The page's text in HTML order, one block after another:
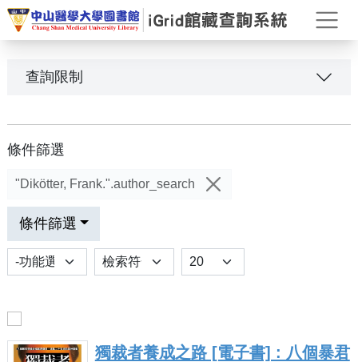
打
查詢限制
條件篩選
"Dikötter, Frank.".author_search
條件篩選
功能選項 排序 Results per page
獨裁者養成之路 [電子書] : 八個暴君